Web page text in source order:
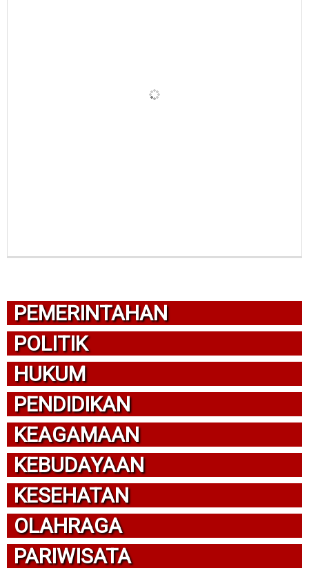
PEMERINTAHAN
POLITIK
HUKUM
PENDIDIKAN
KEAGAMAAN
KEBUDAYAAN
KESEHATAN
OLAHRAGA
PARIWISATA